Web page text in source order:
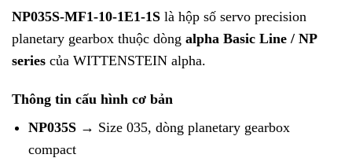
NP035S-MF1-10-1E1-1S là hộp số servo precision
planetary gearbox thuộc dòng alpha Basic Line / NP
series của WITTENSTEIN alpha.
Thông tin cấu hình cơ bản
NP035S→ Size 035, dòng planetary gearbox
compact